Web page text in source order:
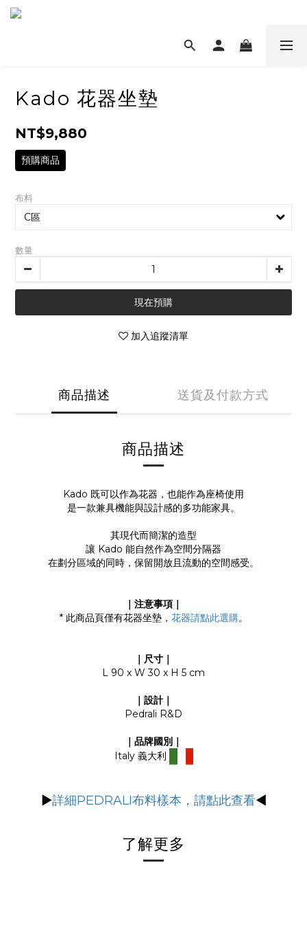
Kado 花器坐墊
NT$9,880
預購商品
布料
數量
現在預購
加入追蹤清單
商品描述 送貨及付款方式
商品描述
Kado 既可以作為花器，也能作為座椅使用
是一款兼具機能與設計感的多功能家具。
其現代而簡潔的造型
讓 Kado 能自然作為空間分隔器
在劃分區域的同時，保留開放且流動的空間感受。
｜注意事項｜
* 此商品頁僅有花器坐墊， 花器請點此選購。
｜尺寸｜
L 90 x W 30 x H 5 cm
｜設計｜
Pedrali R&D
｜品牌國別｜
Italy 義大利
▶詳細PEDRALI布料樣本，請點此查看◀
了解更多